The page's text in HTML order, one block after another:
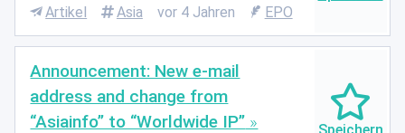
Artikel Asia vor 4 Jahren EPO
Announcement: New e-mail
address and change from
“Asiainfo” to “Worldwide IP”